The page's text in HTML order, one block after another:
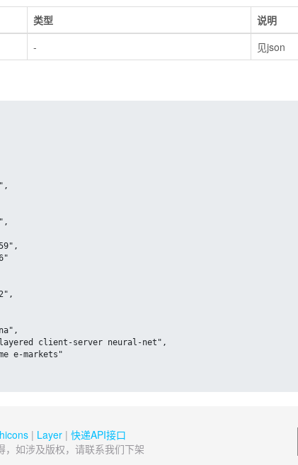
类型
说明
- 见json
| Layer| 快递API接口
如涉及版权，请联系我们下架